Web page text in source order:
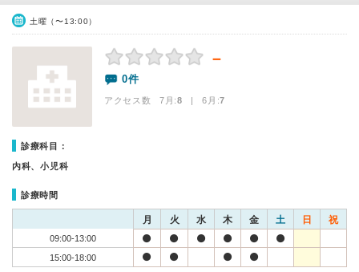
土曜（〜13:00）
－
0件
アクセス数 7月:8 | 6月:7
診療科目：
内科、小児科
診療時間
月 火 水 木 金 土 日 祝
09:00-13:00
15:00-18:00